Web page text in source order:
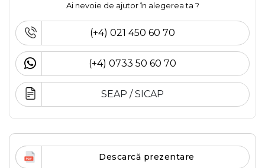
Ai nevoie de ajutor în alegerea ta ?
(+4) 021 450 60 70
(+4) 0733 50 60 70
SEAP / SICAP
Descarcă prezentare